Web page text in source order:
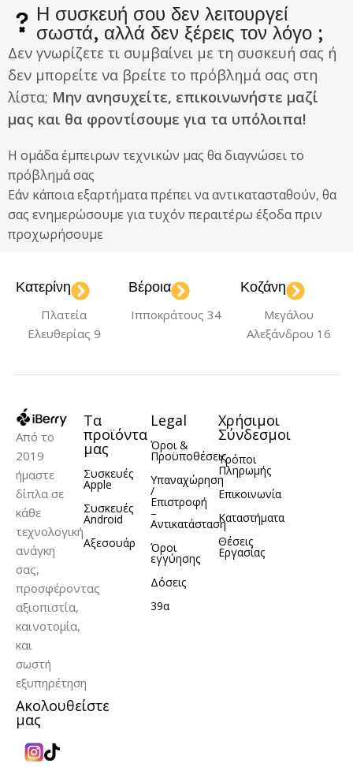
Η συσκευή σου δεν λειτουργεί
σωστά, αλλά δεν ξέρεις τον λόγο ;
Δεν γνωρίζετε τι συμβαίνει με τη συσκευή σας ή
δεν μπορείτε να βρείτε το πρόβλημά σας στη
λίστα; Μην ανησυχείτε, επικοινωνήστε μαζί
μας και θα φροντίσουμε για τα υπόλοιπα!
Η ομάδα έμπειρων τεχνικών μας θα διαγνώσει το
πρόβλημά σας
Εάν κάποια εξαρτήματα πρέπει να αντικατασταθούν, θα
σας ενημερώσουμε για τυχόν περαιτέρω έξοδα πριν
προχωρήσουμε
Κατερίνη
Πλατεία
Ελευθερίας 9
Βέροια
Ιπποκράτους 34
Κοζάνη
Μεγάλου
Αλεξάνδρου 16
Από το
2019
ήμαστε
δίπλα σε
κάθε
τεχνολογική
ανάγκη
σας,
προσφέροντας
αξιοπιστία,
καινοτομία,
και
σωστή
εξυπηρέτηση
Ακολουθείστε
μας
Τα
προϊόντα
μας
Συσκευές
Apple
Συσκευές
Android
Αξεσουάρ
Legal
Όροι &
Προϋποθέσεις
Υπαναχώρηση
/
Επιστροφή
–
Αντικατάσταση
Όροι
εγγύησης
Δόσεις
39α
Χρήσιμοι
Σύνδεσμοι
Τρόποι
Πληρωμής
Επικοινωνία
Καταστήματα
Θέσεις
Εργασίας